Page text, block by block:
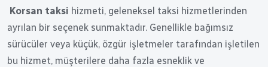
Korsan taksi hizmeti, geleneksel taksi hizmetlerinden
ayrılan bir seçenek sunmaktadır. Genellikle bağımsız
sürücüler veya küçük, özgür işletmeler tarafından işletilen
bu hizmet, müşterilere daha fazla esneklik ve